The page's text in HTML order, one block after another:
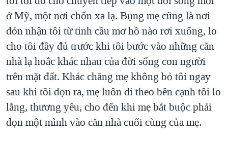
ở Mỹ, một nơi chốn xa lạ. Bụng mẹ cũng là nơi
đón nhận tôi từ tinh cầu mơ hồ nào rơi xuống, lo
cho tôi đầy đủ trước khi tôi bước vào những căn
nhà lạ hoắc khác nhau của đời sống con người
trên mặt đất. Khác chăng mẹ không bỏ tôi ngay
sau khi tôi dọn ra, mẹ luôn đi theo bên cạnh tôi lo
lắng, thương yêu, cho đến khi mẹ bắt buộc phải
dọn một mình vào căn nhà cuối cùng của mẹ.